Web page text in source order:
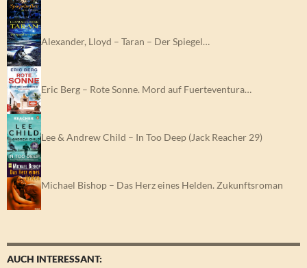
Alexander, Lloyd – Taran – Der Spiegel…
Eric Berg – Rote Sonne. Mord auf Fuerteventura…
Lee & Andrew Child – In Too Deep (Jack Reacher 29)
Michael Bishop – Das Herz eines Helden. Zukunftsroman
AUCH INTERESSANT: